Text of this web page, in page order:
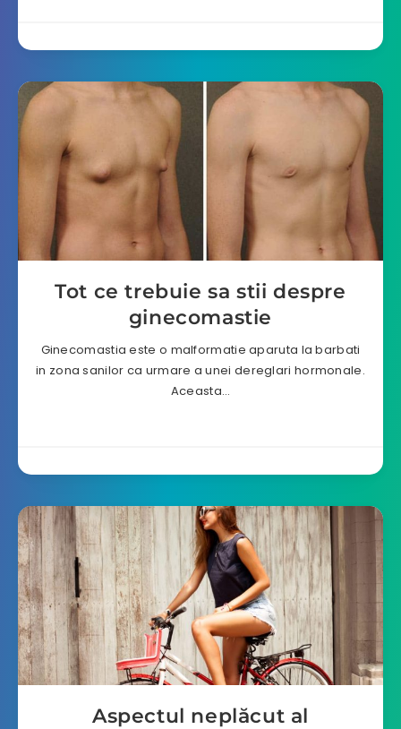
Tot ce trebuie sa stii despre
ginecomastie
Ginecomastia este o malformatie aparuta la barbati
in zona sanilor ca urmare a unei dereglari hormonale.
Aceasta…
Aspectul neplăcut al